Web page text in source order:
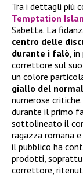
Tra i dettagli più
Temptation
Sabetta. La
centro delle
durante i falò,
correttore sul
un colore
giallo del
numerose
durante il primo
sottolineato il
ragazza romana
il pubblico ha
prodotti,
correttore,